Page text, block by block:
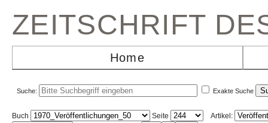
ZEITSCHRIFT
Home
Suche: Exakte Suche
Buch Seite
Artikel: